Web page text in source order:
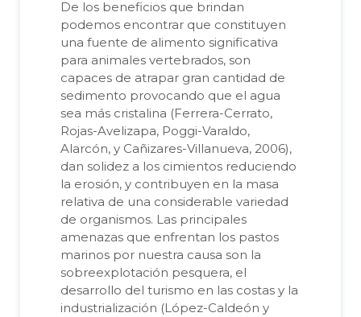
De los beneficios que brindan
podemos encontrar que constituyen
una fuente de alimento significativa
para animales vertebrados, son
capaces de atrapar gran cantidad de
sedimento provocando que el agua
sea más cristalina (Ferrera-Cerrato,
Rojas-Avelizapa, Poggi-Varaldo,
Alarcón, y Cañizares-Villanueva, 2006),
dan solidez a los cimientos reduciendo
la erosión, y contribuyen en la masa
relativa de una considerable variedad
de organismos. Las principales
amenazas que enfrentan los pastos
marinos por nuestra causa son la
sobreexplotación pesquera, el
desarrollo del turismo en las costas y la
industrialización (López-Caldeón y